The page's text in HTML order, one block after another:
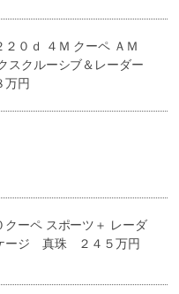
２０ｄ ４Ｍ クーペ ＡＭ
スクルーシブ＆レーダー
円
クーペ スポーツ＋ レーダ
ージ 真珠 ２４５万円